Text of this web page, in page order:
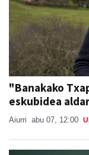
"Banakako
eskubidea
Aiurri abu 07, 12:00